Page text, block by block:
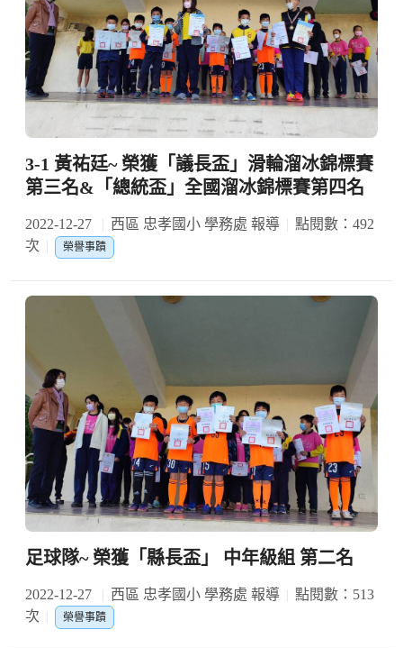
3-1 黃祐廷~ 榮獲「議長盃」滑輪溜冰錦標賽
第三名&「總統盃」全國溜冰錦標賽第四名
2022-12-27 西區 忠孝國小 學務處 報導
點閱數：492
次
榮譽事蹟
足球隊~ 榮獲「縣長盃」 中年級組 第二名
2022-12-27 西區 忠孝國小 學務處 報導
點閱數：513
次
榮譽事蹟